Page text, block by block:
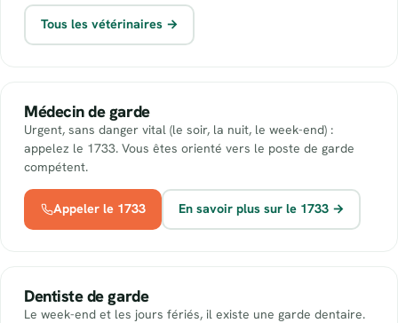
Tous les vétérinaires →
Médecin de garde
Urgent, sans danger vital (le soir, la nuit, le week-end) :
appelez le 1733. Vous êtes orienté vers le poste de garde
compétent.
Appeler le 1733 En savoir plus sur le 1733 →
Dentiste de garde
Le week-end et les jours fériés, il existe une garde dentaire.